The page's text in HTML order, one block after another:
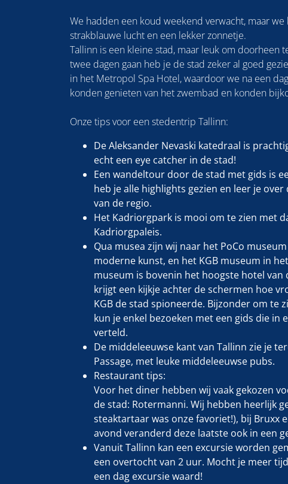
We hadden een koud weekend verwacht, maar we
strakblauwe lucht en een lekker zonnetje.
Tallinn is een kleine stad, maar leuk om doorheen
twee dagen gaan heb je de stad zeker al goed
in het Metropol Spa Hotel, waardoor we na een
konden genieten van het zwembad en konden
Onze tips voor een stedentrip Tallinn:
De Aleksander Nevaski katedraal is
echt een eye catcher in de stad!
Een wandeltour door de stad met gids is
heb je alle highlights gezien en leer je over
van de regio.
Het Kadriorgpark is mooi om te zien met
Kadriorgpaleis.
Qua musea zijn wij naar het PoCo
moderne kunst, en het KGB museum in
museum is bovenin het hoogste hotel van
krijgt een kijkje achter de schermen hoe
KGB de stad spioneerde. Bijzonder om te
kun je enkel bezoeken met een gids die in
verteld.
De middeleeuwse kant van Tallinn zie je
Passage, met leuke middeleeuwse pubs.
Restaurant tips:
Voor het diner hebben wij vaak gekozen
de stad: Rotermanni. Wij hebben heerlijk
steaktartaar was onze favoriet!), bij Bruxx
avond veranderd deze laatste ook in een
Vanuit Tallinn kan een excursie worden
een overtocht van 2 uur. Mocht je meer
een dag excursie waard!